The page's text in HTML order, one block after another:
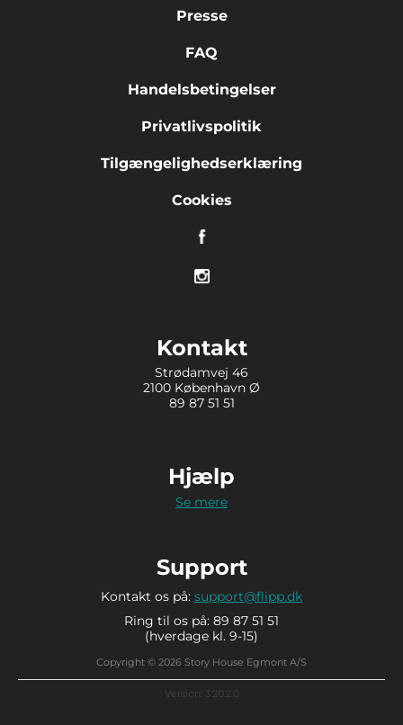
Presse
FAQ
Handelsbetingelser
Privatlivspolitik
Tilgængelighedserklæring
Cookies
Kontakt
Strødamvej 46
2100 København Ø
89 87 51 51
Hjælp
Se mere
Support
Kontakt os på: support@flipp.dk
Ring til os på: 89 87 51 51
(hverdage kl. 9-15)
Copyright © 2026 Story House Egmont A/S
Version: 3.20.2.0